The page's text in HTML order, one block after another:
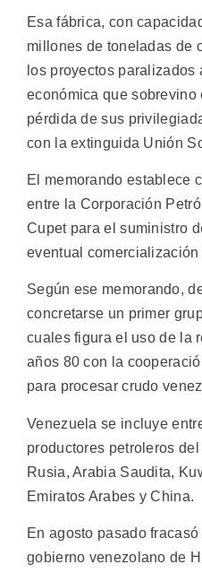
Esa fábrica, con
millones de toneladas de
los proyectos paralizados
económica que sobrevino
pérdida de sus
con la extinguida Unión
El memorando establece
entre la Corporación
Cupet para el suministro
eventual comercialización
Según ese memorando,
concretarse un primer
cuales figura el uso de la
años 80 con la
para procesar crudo
Venezuela se incluye
productores petroleros
Rusia, Arabia Saudita,
Emiratos Arabes y China.
En agosto pasado
gobierno venezolano de